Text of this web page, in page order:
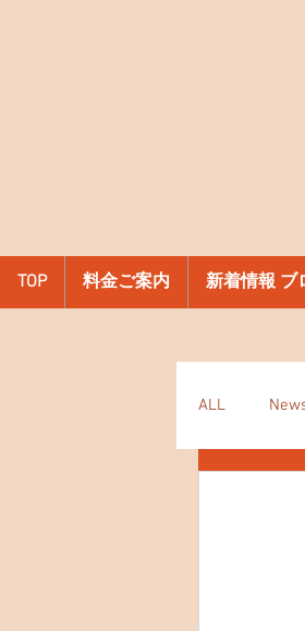
TOP 料金ご案内 新着情報 ブ
ALL